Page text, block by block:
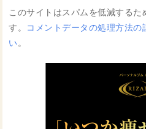
このサイトはスパムを低減する
す。 コメントデータの処理方法の
い。